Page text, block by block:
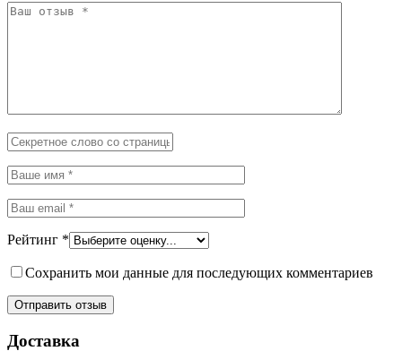
Рейтинг *
Сохранить мои данные для последующих комментариев
Доставка